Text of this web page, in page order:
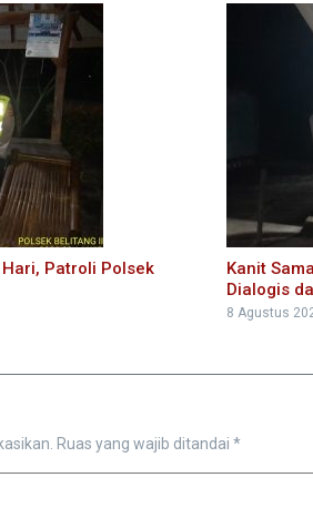
Patroli Polsek
Kanit
Dialogis
8 Agustus
Ruas yang wajib ditandai *